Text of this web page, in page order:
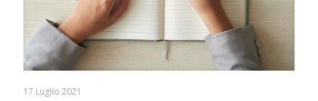
17 Luglio 2021